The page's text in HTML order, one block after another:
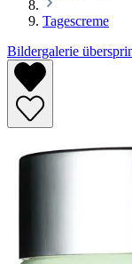
Tagescreme
Bildergalerie